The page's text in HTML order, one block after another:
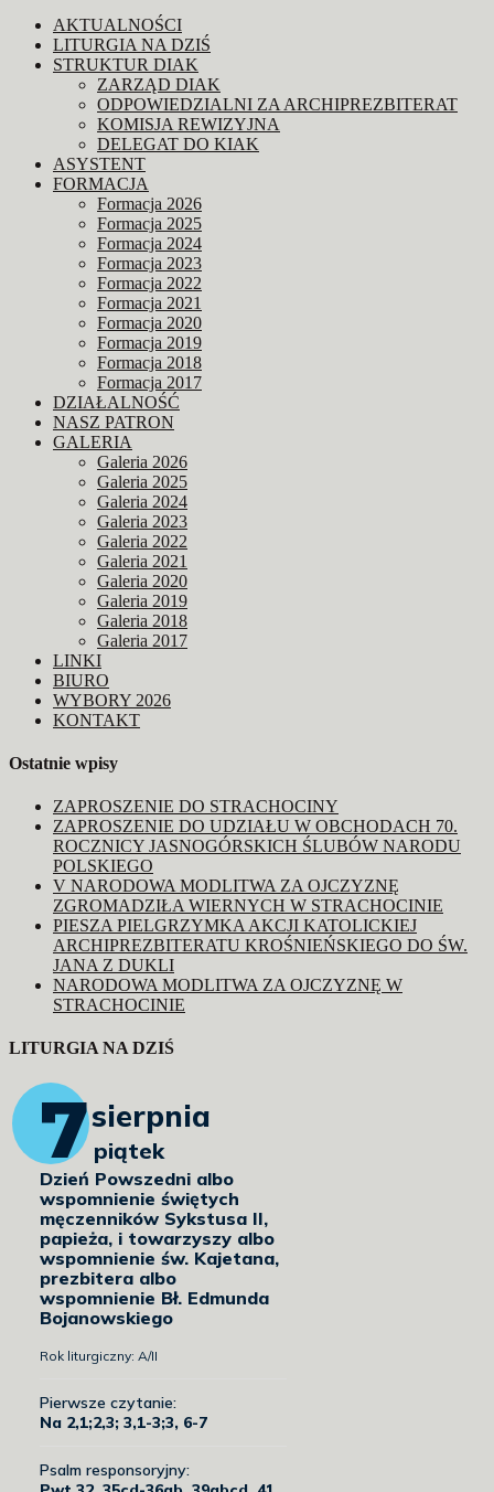
AKTUALNOŚCI
LITURGIA NA DZIŚ
STRUKTUR DIAK
ZARZĄD DIAK
ODPOWIEDZIALNI ZA ARCHIPREZBITERAT
KOMISJA REWIZYJNA
DELEGAT DO KIAK
ASYSTENT
FORMACJA
Formacja 2026
Formacja 2025
Formacja 2024
Formacja 2023
Formacja 2022
Formacja 2021
Formacja 2020
Formacja 2019
Formacja 2018
Formacja 2017
DZIAŁALNOŚĆ
NASZ PATRON
GALERIA
Galeria 2026
Galeria 2025
Galeria 2024
Galeria 2023
Galeria 2022
Galeria 2021
Galeria 2020
Galeria 2019
Galeria 2018
Galeria 2017
LINKI
BIURO
WYBORY 2026
KONTAKT
Ostatnie wpisy
ZAPROSZENIE DO STRACHOCINY
ZAPROSZENIE DO UDZIAŁU W OBCHODACH 70.
ROCZNICY JASNOGÓRSKICH ŚLUBÓW NARODU
POLSKIEGO
V NARODOWA MODLITWA ZA OJCZYZNĘ
ZGROMADZIŁA WIERNYCH W STRACHOCINIE
PIESZA PIELGRZYMKA AKCJI KATOLICKIEJ
ARCHIPREZBITERATU KROŚNIEŃSKIEGO DO ŚW.
JANA Z DUKLI
NARODOWA MODLITWA ZA OJCZYZNĘ W
STRACHOCINIE
LITURGIA NA DZIŚ